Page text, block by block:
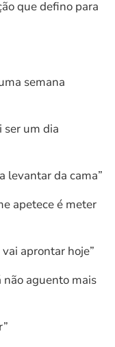
que defino para
semana
ser um dia
levantar da cama”
apetece é meter
aprontar hoje”
não aguento mais